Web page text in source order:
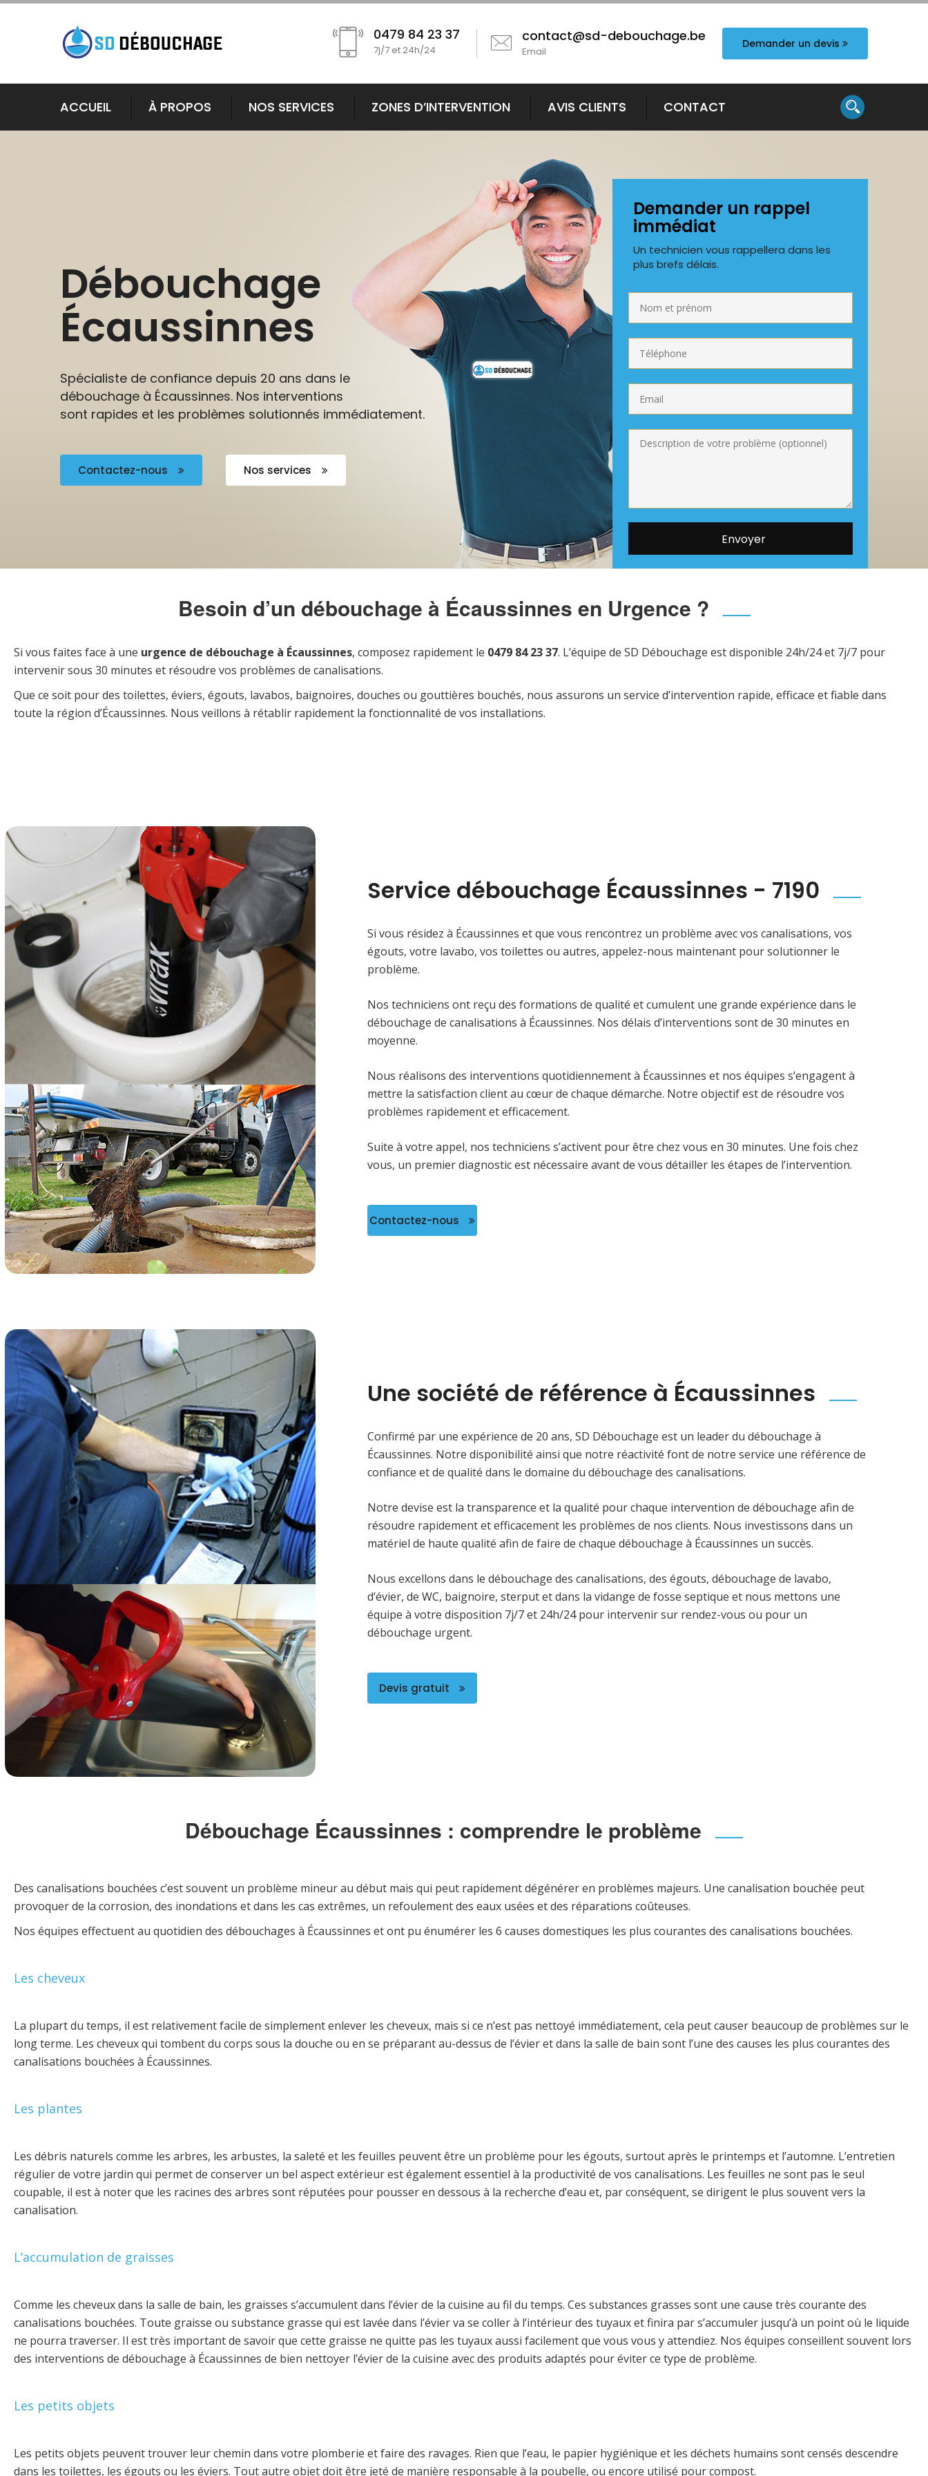
0479 84 23 37
7j/7 et 24h/24
contact@sd-debouchage.be
Email
Demander un devis
ACCUEIL À PROPOS NOS SERVICES ZONES D’INTERVENTION AVIS CLIENTS CONTACT
Débouchage
Écaussinnes
Spécialiste de confiance depuis 20 ans dans le
débouchage à Écaussinnes. Nos interventions
sont rapides et les problèmes solutionnés immédiatement.
Contactez-nous Nos services
Demander un rappel
immédiat
Un technicien vous rappellera dans les
plus brefs délais.
Besoin d’un débouchage à Écaussinnes en Urgence ?
Si vous faites face à une urgence de débouchage à Écaussinnes, composez rapidement le 0479 84 23 37. L’équipe de SD Débouchage est disponible 24h/24 et 7j/7 pour
intervenir sous 30 minutes et résoudre vos problèmes de canalisations.
Que ce soit pour des toilettes, éviers, égouts, lavabos, baignoires, douches ou gouttières bouchés, nous assurons un service d’intervention rapide, efficace et fiable dans
toute la région d’Écaussinnes. Nous veillons à rétablir rapidement la fonctionnalité de vos installations.
Service débouchage Écaussinnes - 7190
Si vous résidez à Écaussinnes et que vous rencontrez un problème avec vos canalisations, vos
égouts, votre lavabo, vos toilettes ou autres, appelez-nous maintenant pour solutionner le
problème.
Nos techniciens ont reçu des formations de qualité et cumulent une grande expérience dans le
débouchage de canalisations à Écaussinnes. Nos délais d’interventions sont de 30 minutes en
moyenne.
Nous réalisons des interventions quotidiennement à Écaussinnes et nos équipes s’engagent à
mettre la satisfaction client au cœur de chaque démarche. Notre objectif est de résoudre vos
problèmes rapidement et efficacement.
Suite à votre appel, nos techniciens s’activent pour être chez vous en 30 minutes. Une fois chez
vous, un premier diagnostic est nécessaire avant de vous détailler les étapes de l’intervention.
Contactez-nous
Une société de référence à Écaussinnes
Confirmé par une expérience de 20 ans, SD Débouchage est un leader du débouchage à
Écaussinnes. Notre disponibilité ainsi que notre réactivité font de notre service une référence de
confiance et de qualité dans le domaine du débouchage des canalisations.
Notre devise est la transparence et la qualité pour chaque intervention de débouchage afin de
résoudre rapidement et efficacement les problèmes de nos clients. Nous investissons dans un
matériel de haute qualité afin de faire de chaque débouchage à Écaussinnes un succès.
Nous excellons dans le débouchage des canalisations, des égouts, débouchage de lavabo,
d’évier, de WC, baignoire, sterput et dans la vidange de fosse septique et nous mettons une
équipe à votre disposition 7j/7 et 24h/24 pour intervenir sur rendez-vous ou pour un
débouchage urgent.
Devis gratuit
Débouchage Écaussinnes : comprendre le problème
Des canalisations bouchées c’est souvent un problème mineur au début mais qui peut rapidement dégénérer en problèmes majeurs. Une canalisation bouchée peut
provoquer de la corrosion, des inondations et dans les cas extrêmes, un refoulement des eaux usées et des réparations coûteuses.
Nos équipes effectuent au quotidien des débouchages à Écaussinnes et ont pu énumérer les 6 causes domestiques les plus courantes des canalisations bouchées.
Les cheveux
La plupart du temps, il est relativement facile de simplement enlever les cheveux, mais si ce n’est pas nettoyé immédiatement, cela peut causer beaucoup de problèmes sur le
long terme. Les cheveux qui tombent du corps sous la douche ou en se préparant au-dessus de l’évier et dans la salle de bain sont l’une des causes les plus courantes des
canalisations bouchées à Écaussinnes.
Les plantes
Les débris naturels comme les arbres, les arbustes, la saleté et les feuilles peuvent être un problème pour les égouts, surtout après le printemps et l’automne. L’entretien
régulier de votre jardin qui permet de conserver un bel aspect extérieur est également essentiel à la productivité de vos canalisations. Les feuilles ne sont pas le seul
coupable, il est à noter que les racines des arbres sont réputées pour pousser en dessous à la recherche d’eau et, par conséquent, se dirigent le plus souvent vers la
canalisation.
L’accumulation de graisses
Comme les cheveux dans la salle de bain, les graisses s’accumulent dans l’évier de la cuisine au fil du temps. Ces substances grasses sont une cause très courante des
canalisations bouchées. Toute graisse ou substance grasse qui est lavée dans l’évier va se coller à l’intérieur des tuyaux et finira par s’accumuler jusqu’à un point où le liquide
ne pourra traverser. Il est très important de savoir que cette graisse ne quitte pas les tuyaux aussi facilement que vous vous y attendiez. Nos équipes conseillent souvent lors
des interventions de débouchage à Écaussinnes de bien nettoyer l’évier de la cuisine avec des produits adaptés pour éviter ce type de problème.
Les petits objets
Les petits objets peuvent trouver leur chemin dans votre plomberie et faire des ravages. Rien que l’eau, le papier hygiénique et les déchets humains sont censés descendre
dans les toilettes, les égouts ou les éviers. Tout autre objet doit être jeté de manière responsable à la poubelle, ou encore utilisé pour compost.